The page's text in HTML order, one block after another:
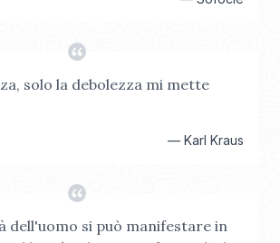
solo la debolezza mi mette
— Karl Kraus
dell'uomo si può manifestare in